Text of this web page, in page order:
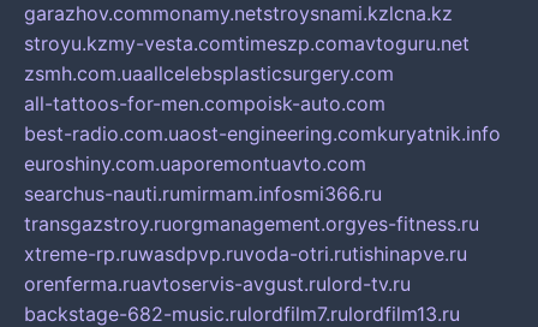
garazhov.commonamy.netstroysnami.kzlcna.kz
stroyu.kzmy-vesta.comtimeszp.comavtoguru.net
zsmh.com.uaallcelebsplasticsurgery.com
all-tattoos-for-men.compoisk-auto.com
best-radio.com.uaost-engineering.comkuryatnik.info
euroshiny.com.uaporemontuavto.com
searchus-nauti.rumirmam.infosmi366.ru
transgazstroy.ruorgmanagement.orgyes-fitness.ru
xtreme-rp.ruwasdpvp.ruvoda-otri.rutishinapve.ru
orenferma.ruavtoservis-avgust.rulord-tv.ru
backstage-682-music.rulordfilm7.rulordfilm13.ru